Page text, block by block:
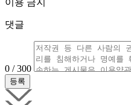
이용 금지
댓글
0 / 300